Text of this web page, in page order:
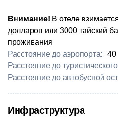
Внимание! В отеле
долларов или 3000 тайский
проживания
Расстояние до аэропорта:
40
Расстояние до
Расстояние до автобусной
Инфраструктура